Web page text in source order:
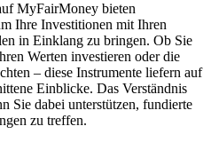
MyFairMoney bieten
Ihre Investitionen mit Ihren
in Einklang zu bringen. Ob Sie
Werten investieren oder die
– diese Instrumente liefern auf
Einblicke. Das Verständnis
Sie dabei unterstützen, fundierte
zu treffen.